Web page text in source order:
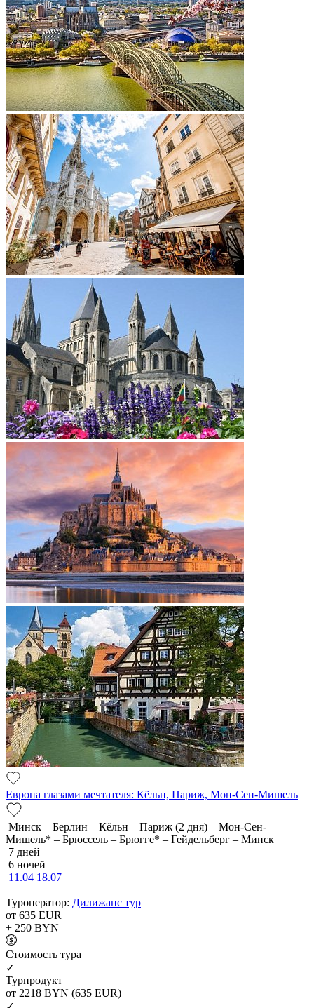
Европа глазами мечтателя: Кёльн, Париж, Мон-Сен-Мишель
Минск – Берлин – Кёльн – Париж (2 дня) – Мон-Сен-
Мишель* – Брюссель – Брюгге* – Гейдельберг – Минск
7 дней
6 ночей
11.04 18.07
Туроператор: Дилижанс тур
от 635 EUR
+ 250 BYN
Cтоимость тура
✓
Турпродукт
от 2218 BYN (635 EUR)